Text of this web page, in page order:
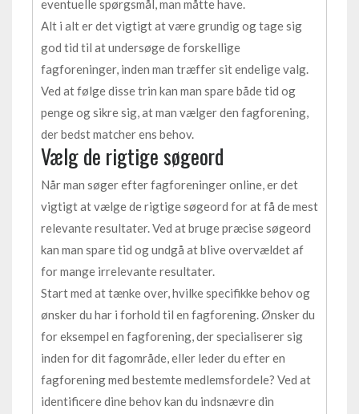
eventuelle spørgsmål, man måtte have.
Alt i alt er det vigtigt at være grundig og tage sig
god tid til at undersøge de forskellige
fagforeninger, inden man træffer sit endelige valg.
Ved at følge disse trin kan man spare både tid og
penge og sikre sig, at man vælger den fagforening,
der bedst matcher ens behov.
Vælg de rigtige søgeord
Når man søger efter fagforeninger online, er det
vigtigt at vælge de rigtige søgeord for at få de mest
relevante resultater. Ved at bruge præcise søgeord
kan man spare tid og undgå at blive overvældet af
for mange irrelevante resultater.
Start med at tænke over, hvilke specifikke behov og
ønsker du har i forhold til en fagforening. Ønsker du
for eksempel en fagforening, der specialiserer sig
inden for dit fagområde, eller leder du efter en
fagforening med bestemte medlemsfordele? Ved at
identificere dine behov kan du indsnævre din